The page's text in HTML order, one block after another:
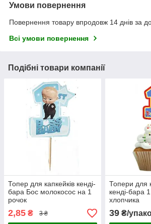
Умови повернення
Повернення товару впродовж 14 днів за
Всі умови повернення
Подібні товари компанії
Топер для капкейків кенді-
бара Бос молокосос на 1
рочок
2,85 ₴ 3 ₴
Топери для
кенді-бара
хлопчика
39₴/